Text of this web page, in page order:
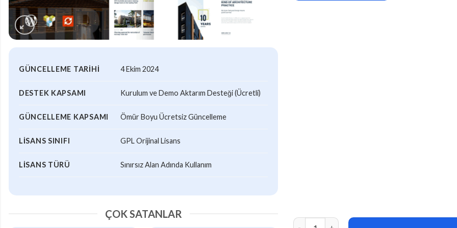
GÜNCELLEME TARIHI 4 Ekim 2024
DESTEK KAPSAMI Kurulum ve Demo Aktarım Desteği (Ücretli)
GÜNCELLEME KAPSAMI Ömür Boyu Ücretsiz Güncelleme
LISANS SINIFI GPL Orijinal Lisans
LISANS TÜRÜ Sınırsız Alan Adında Kullanım
ÇOK SATANLAR
Intria (v1.0.9) Architecture and Interior